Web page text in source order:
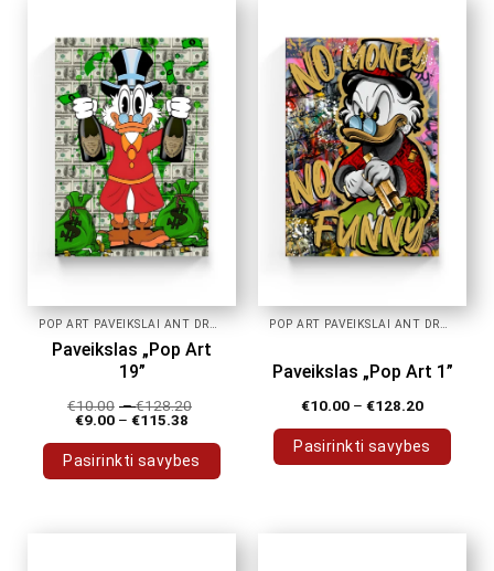
variants.
The
options
may
be
chosen
on
the
product
page
variants.
The
options
may
be
chosen
on
the
product
page
Paveikslas „Pop Art
19”
€10.00 –€128.20
€9.00 – €115.38
Pasirinkti savybes
Paveikslas „Pop Art 1”
€10.00 – €128.20
Pasirinkti savybes